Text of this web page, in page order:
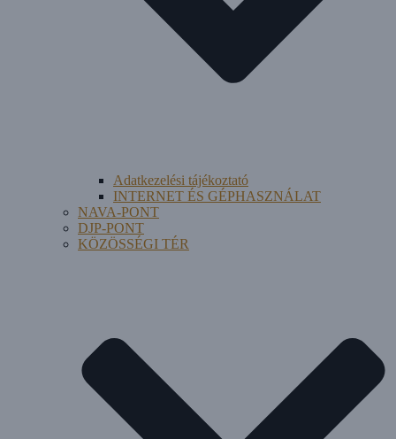
Adatkezelési tájékoztató
INTERNET ÉS GÉPHASZNÁLAT
NAVA-PONT
DJP-PONT
KÖZÖSSÉGI TÉR